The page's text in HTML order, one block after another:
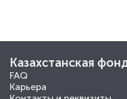
Казахстанская
FAQ
Карьера